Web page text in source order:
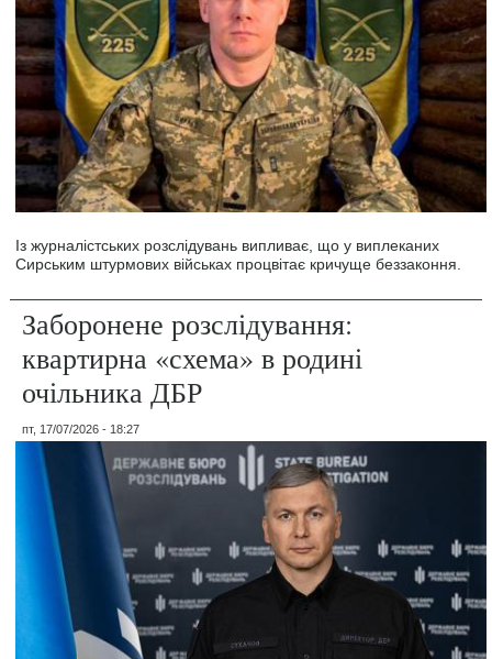
Із журналістських розслідувань випливає, що у виплеканих
Сирським штурмових військах процвітає кричуще беззаконня.
Заборонене розслідування:
квартирна «схема» в родині
очільника ДБР
пт, 17/07/2026 - 18:27